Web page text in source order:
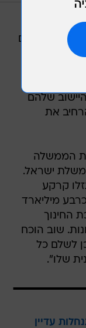
וקרא
ובית
יישובים
הגיע הזמן
בית
את
שלהם
את
הממשלה
ישראל.
קרקע
מיליארד
החינוך
שוב הוכח
לשלם כל
שלו".
עדיין